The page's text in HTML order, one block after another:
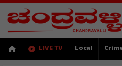
LIVE TV Local